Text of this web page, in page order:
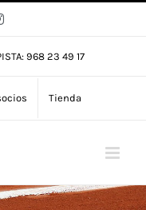
Instagram
968 23 49 17
Tienda